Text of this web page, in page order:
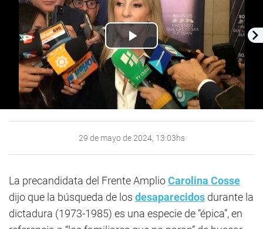
Play
Video
29 de mayo de 2024, 13:03hs
La precandidata del Frente AmplioCarolina Cosse
dijo que la búsqueda de los desaparecidos durante la
dictadura (1973-1985) es una especie de “épica”, en